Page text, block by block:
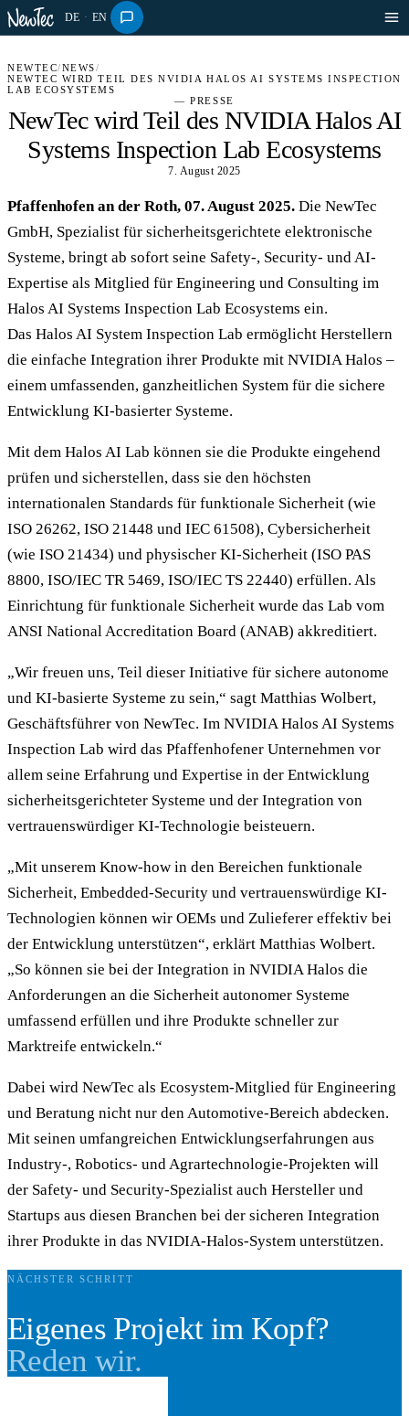
DE · EN
NEWTEC/NEWS/
NEWTEC WIRD TEIL DES NVIDIA HALOS AI SYSTEMS INSPECTION
LAB ECOSYSTEMS
— PRESSE
NewTec wird Teil des NVIDIA Halos AI
Systems Inspection Lab Ecosystems
7. August 2025
Pfaffenhofen an der Roth, 07. August 2025. Die NewTec
GmbH, Spezialist für sicherheitsgerichtete elektronische
Systeme, bringt ab sofort seine Safety-, Security- und AI-
Expertise als Mitglied für Engineering und Consulting im
Halos AI Systems Inspection Lab Ecosystems ein.
Das Halos AI System Inspection Lab ermöglicht Herstellern
die einfache Integration ihrer Produkte mit NVIDIA Halos –
einem umfassenden, ganzheitlichen System für die sichere
Entwicklung KI-basierter Systeme.
Mit dem Halos AI Lab können sie die Produkte eingehend
prüfen und sicherstellen, dass sie den höchsten
internationalen Standards für funktionale Sicherheit (wie
ISO 26262, ISO 21448 und IEC 61508), Cybersicherheit
(wie ISO 21434) und physischer KI-Sicherheit (ISO PAS
8800, ISO/IEC TR 5469, ISO/IEC TS 22440) erfüllen. Als
Einrichtung für funktionale Sicherheit wurde das Lab vom
ANSI National Accreditation Board (ANAB) akkreditiert.
„Wir freuen uns, Teil dieser Initiative für sichere autonome
und KI-basierte Systeme zu sein,“ sagt Matthias Wolbert,
Geschäftsführer von NewTec. Im NVIDIA Halos AI Systems
Inspection Lab wird das Pfaffenhofener Unternehmen vor
allem seine Erfahrung und Expertise in der Entwicklung
sicherheitsgerichteter Systeme und der Integration von
vertrauenswürdiger KI-Technologie beisteuern.
„Mit unserem Know-how in den Bereichen funktionale
Sicherheit, Embedded-Security und vertrauenswürdige KI-
Technologien können wir OEMs und Zulieferer effektiv bei
der Entwicklung unterstützen“, erklärt Matthias Wolbert.
„So können sie bei der Integration in NVIDIA Halos die
Anforderungen an die Sicherheit autonomer Systeme
umfassend erfüllen und ihre Produkte schneller zur
Marktreife entwickeln.“
Dabei wird NewTec als Ecosystem-Mitglied für Engineering
und Beratung nicht nur den Automotive-Bereich abdecken.
Mit seinen umfangreichen Entwicklungserfahrungen aus
Industry-, Robotics- und Agrartechnologie-Projekten will
der Safety- und Security-Spezialist auch Hersteller und
Startups aus diesen Branchen bei der sicheren Integration
ihrer Produkte in das NVIDIA-Halos-System unterstützen.
NÄCHSTER SCHRITT
Eigenes Projekt im Kopf?
Reden wir.